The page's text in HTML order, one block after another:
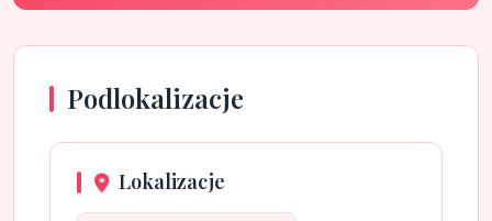
Podlokalizacje
Lokalizacje